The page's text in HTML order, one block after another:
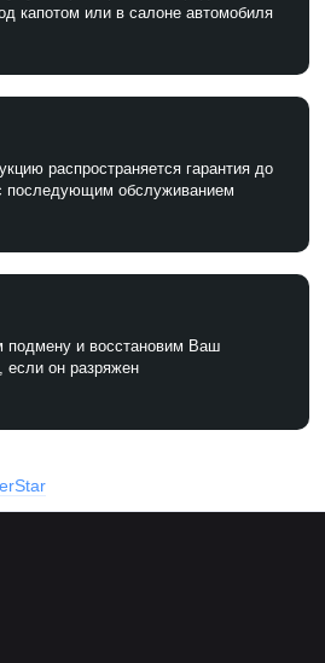
капотом или в салоне автомобиля
распространяется гарантия до
последующим обслуживанием
подмену и восстановим Ваш
если он разряжен